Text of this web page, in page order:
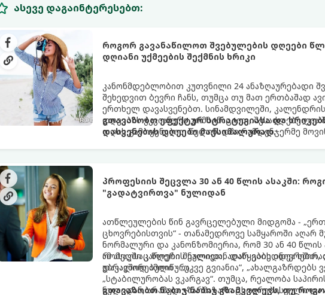
ასევე დაგაინტერესებთ:
როგორ გავანაწილოთ შვებულების დღეები
დღიანი უქმეების შექმნის ხრიკი
კანონმდებლობით კუთვნილი 24 ანაზღაურებადი
შეხედვით ბევრი ჩანს, თუმცა თუ მათ ერთბაშად
ერთხელ დავასვენებთ. სინამდვილეში,
დღეების ჭკვიანური კომბინაციით,
დღის გამოყენებით წელიწადში რამდენჯერმე
გთავაზობთ ეფექტურ სტრატეგიასა და
დასვენების დღეები მაქსიმალურად.
პროფესიის შეცვლა 30 ან 40 წლის ასაკში:
"გადატვირთვა" ნულიდან
ათწლეულების წინ გავრცელებული მიდგომა -
ცხოვრებისთვის“ - თანამედროვე სამყაროში აღარ
ნორმალური და კანონზომიერია, რომ 30 ან 40
რომელსაც წლები შეალიეთ, აღარ გაბედნიერებთ,
უბრალოდ ამოიწურა.
ამ ასაკში კარიერის ნულიდან დაწყების იდეა
დაკავშირებული - „უკვე გვიანია“, „ახალგაზრდებს
„სტაბილურობას ვკარგავ“. თუმცა, რეალობა
ნულიდან, არამედ უზარმაზარი ცხოვრებისეული
გთავაზობთ ნაბიჯ-ნაბიჯ გზამკვლევს, თუ